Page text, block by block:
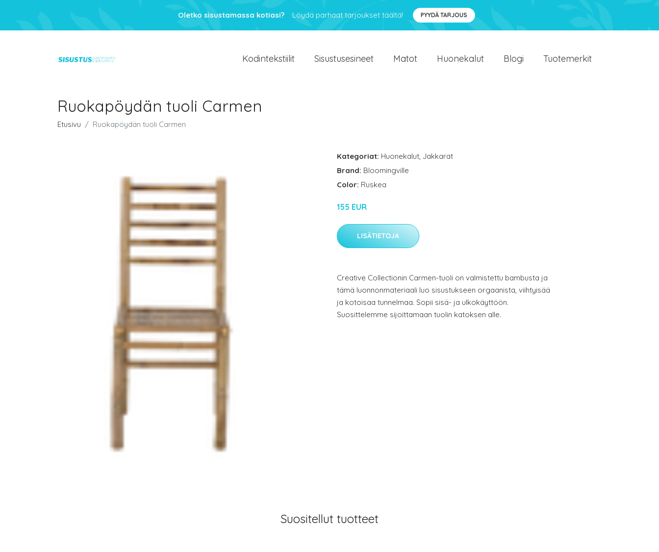
Oletko sisustamassa kotiasi? Löydä parhaat tarjoukset täältä! PYYDÄ TARJOUS
Kodintekstiilit Sisustusesineet Matot Huonekalut Blogi Tuotemerkit
Ruokapöydän tuoli Carmen
Etusivu Ruokapöydän tuoli Carmen
Kategoriat: Huonekalut, Jakkarat
Brand: Bloomingville
Color: Ruskea
155 EUR
LISÄTIETOJA
Creative Collectionin Carmen-tuoli on valmistettu bambusta ja
tämä luonnonmateriaali luo sisustukseen orgaanista, viihtyisää
ja kotoisaa tunnelmaa. Sopii sisä- ja ulkokäyttöön.
Suosittelemme sijoittamaan tuolin katoksen alle.
Suositellut tuotteet